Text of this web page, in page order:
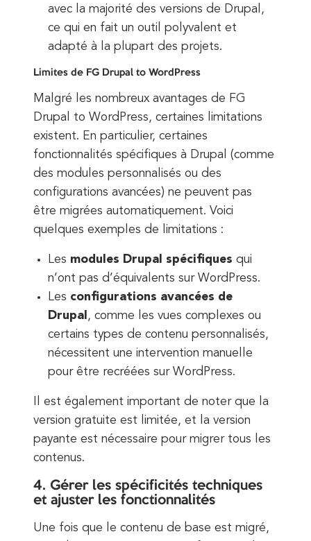
avec la majorité des versions de Drupal,
ce qui en fait un outil polyvalent et
adapté à la plupart des projets.
Limites de FG Drupal to WordPress
Malgré les nombreux avantages de FG
Drupal to WordPress, certaines limitations
existent. En particulier, certaines
fonctionnalités spécifiques à Drupal (comme
des modules personnalisés ou des
configurations avancées) ne peuvent pas
être migrées automatiquement. Voici
quelques exemples de limitations :
Les modules Drupal spécifiques qui
n’ont pas d’équivalents sur WordPress.
Les configurations avancées de
Drupal , comme les vues complexes ou
certains types de contenu personnalisés,
nécessitent une intervention manuelle
pour être recréées sur WordPress.
Il est également important de noter que la
version gratuite est limitée, et la version
payante est nécessaire pour migrer tous les
contenus.
4. Gérer les spécificités techniques
et ajuster les fonctionnalités
Une fois que le contenu de base est migré,